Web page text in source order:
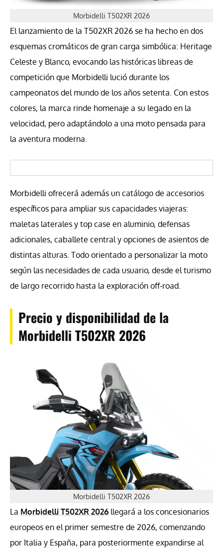
Morbidelli T502XR 2026
El lanzamiento de la T502XR 2026 se ha hecho en dos
esquemas cromáticos de gran carga simbólica: Heritage
Celeste y Blanco, evocando las históricas libreas de
competición que Morbidelli lució durante los
campeonatos del mundo de los años setenta. Con estos
colores, la marca rinde homenaje a su legado en la
velocidad, pero adaptándolo a una moto pensada para
la aventura moderna.
Morbidelli ofrecerá además un catálogo de accesorios
específicos para ampliar sus capacidades viajeras:
maletas laterales y top case en aluminio, defensas
adicionales, caballete central y opciones de asientos de
distintas alturas. Todo orientado a personalizar la moto
según las necesidades de cada usuario, desde el turismo
de largo recorrido hasta la exploración off-road.
Precio y disponibilidad de la
Morbidelli T502XR 2026
Morbidelli T502XR 2026
La Morbidelli T502XR 2026 llegará a los concesionarios
europeos en el primer semestre de 2026, comenzando
por Italia y España, para posteriormente expandirse al